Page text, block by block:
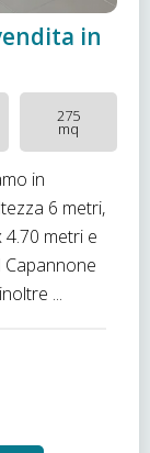
in
275
mq
in
6 metri,
metri e
...